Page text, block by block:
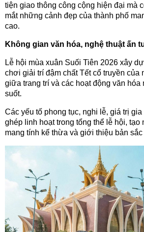
tiện giao thông công cộng hiện đại mà
mắt những cảnh đẹp của thành phố
cao.
Không gian văn hóa, nghệ thuật ấn
Lễ hội mùa xuân Suối Tiên 2026 xây
chơi giải trí đậm chất Tết cổ truyền
giữa trang trí và các hoạt động văn hóa
suốt.
Các yếu tố phong tục, nghi lễ, giá trị
ghép linh hoạt trong tổng thể lễ hội, tạo
mang tính kế thừa và giới thiệu bản